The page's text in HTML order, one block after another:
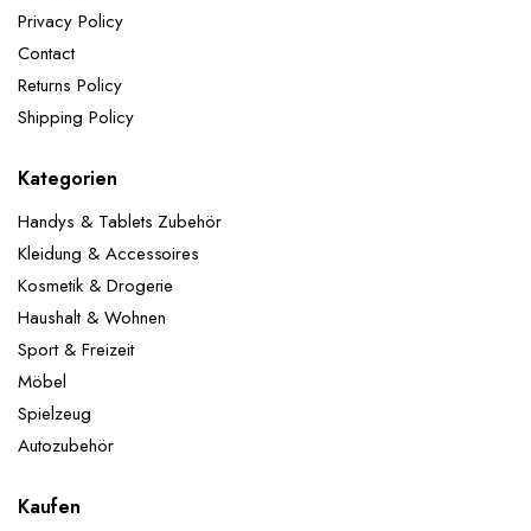
Jubiläumsfeiern, tägliche Dekorationen usw.
Lieferumfang:
Gold 2x 32" Zahlen Folienballons 5x 12"Gold
Konfetti-Ballons 5x 12"Schwarz-Ballons 5x 12"Gold-
Ballons
Jahren geeignet.
Privacy Policy
Contact
Returns Policy
Shipping Policy
Kategorien
Handys & Tablets Zubehör
Kleidung & Accessoires
Kosmetik & Drogerie
Haushalt & Wohnen
Sport & Freizeit
Möbel
Spielzeug
Autozubehör
Kaufen